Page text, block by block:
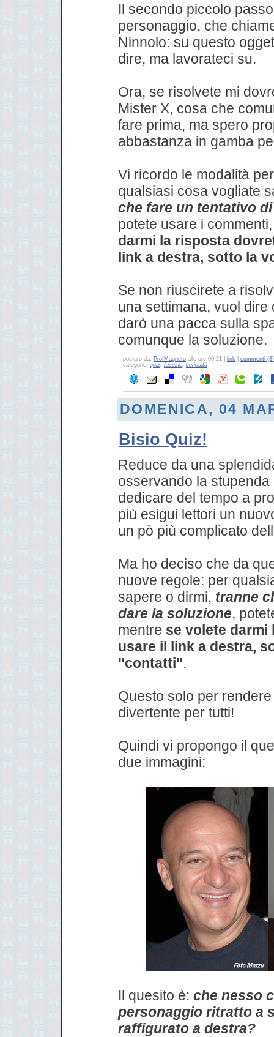
Il secondo piccolo
personaggio, che
Ninnolo: su questo
dire, ma lavorateci su.
Ora, se risolvete mi
Mister X, cosa che
fare prima, ma spero
abbastanza in gamba
Vi ricordo le modalità
qualsiasi cosa vogliate
che fare un tentativo
potete usare i
darmi la risposta
link a destra, sotto la
Se non riuscirete a
una settimana, vuol dire
darò una pacca sulla
comunque la soluzione.
postato da: ProfMagneto alle ore 00:21 | link
commenti (3)
categorie: quiz facezie curiosità
DOMENICA, 04
Bisio Quiz!
Reduce da una
osservando la
dedicare del tempo a
più esigui lettori un
un pò più complicato
Ma ho deciso che da
nuove regole: per
sapere o dirmi, tranne
dare la soluzione,
mentre se volete
usare il link a destra,
"contatti".
Questo solo per
divertente per tutti!
Quindi vi propongo il
due immagini:
Il quesito è: che nesso
personaggio ritratto a
raffigurato a destra?